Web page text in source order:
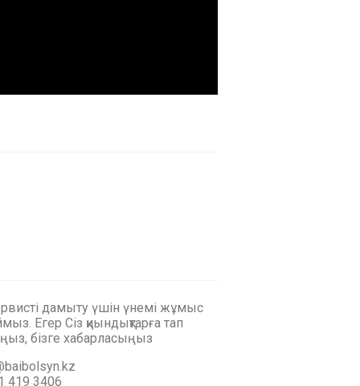
дамыту үшін үнемі жұмыс
Егер Сіз қиындықтарға тап
бізге хабарласыңыз
419 3406